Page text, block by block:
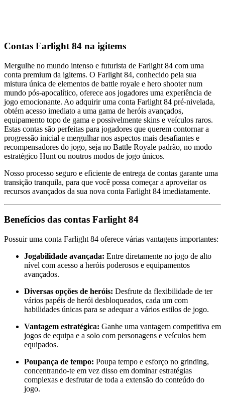
Contas Farlight 84 na igitems
Mergulhe no mundo intenso e futurista de Farlight 84 com uma
conta premium da igitems. O Farlight 84, conhecido pela sua
mistura única de elementos de battle royale e hero shooter num
mundo pós-apocalítico, oferece aos jogadores uma experiência de
jogo emocionante. Ao adquirir uma conta Farlight 84 pré-nivelada,
obtém acesso imediato a uma gama de heróis avançados,
equipamento topo de gama e possivelmente skins e veículos raros.
Estas contas são perfeitas para jogadores que querem contornar a
progressão inicial e mergulhar nos aspectos mais desafiantes e
recompensadores do jogo, seja no Battle Royale padrão, no modo
estratégico Hunt ou noutros modos de jogo únicos.
Nosso processo seguro e eficiente de entrega de contas garante uma
transição tranquila, para que você possa começar a aproveitar os
recursos avançados da sua nova conta Farlight 84 imediatamente.
Benefícios das contas Farlight 84
Possuir uma conta Farlight 84 oferece várias vantagens importantes:
Jogabilidade avançada: Entre diretamente no jogo de alto
nível com acesso a heróis poderosos e equipamentos
avançados.
Diversas opções de heróis: Desfrute da flexibilidade de ter
vários papéis de herói desbloqueados, cada um com
habilidades únicas para se adequar a vários estilos de jogo.
Vantagem estratégica: Ganhe uma vantagem competitiva em
jogos de equipa e a solo com personagens e veículos bem
equipados.
Poupança de tempo: Poupa tempo e esforço no grinding,
concentrando-te em vez disso em dominar estratégias
complexas e desfrutar de toda a extensão do conteúdo do
jogo.